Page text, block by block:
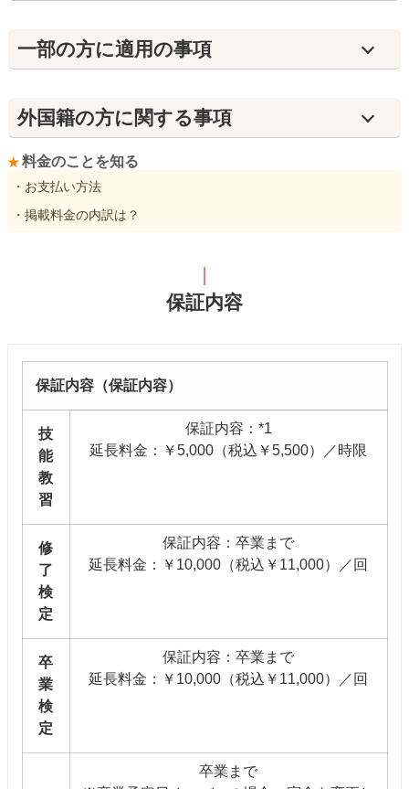
⼀部の方に適用の事項
外国籍の方に関する事項
料金のことを知る
・お支払い方法
・掲載料金の内訳は？
保証内容
保証内容（保証内容）
技
能
教
習
保証内容：*1
延長料金：￥5,000（税込￥5,500）／時限
修
了
検
定
保証内容：卒業まで
延長料金：￥10,000（税込￥11,000）／回
卒
業
検
定
保証内容：卒業まで
延長料金：￥10,000（税込￥11,000）／回
卒業まで